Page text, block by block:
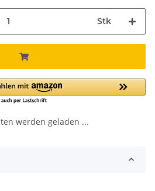
Stk
werden geladen ...